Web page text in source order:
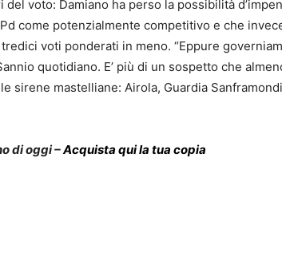
voto: Damiano ha perso la possibilità
come potenzialmente competitivo e che
voti ponderati in meno. “Eppure
quotidiano. E’ più di un sospetto che
sirene mastelliane: Airola, Guardia
di oggi –Acquista qui la tua copia